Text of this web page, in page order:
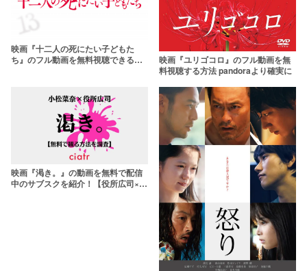
映画『十二人の死にたい子どもた
ち』のフル動画を無料視聴できる配
映画『ユリゴコロ』のフル動画を無
料視聴する方法 pandoraより確実に
映画『渇き。』の動画を無料で配信
中のサブスクを紹介！【役所広司×小